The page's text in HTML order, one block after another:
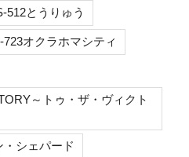
512とうりゅう
723オクラホマシティ
～トゥ・ザ・ヴィクト
・シェパード